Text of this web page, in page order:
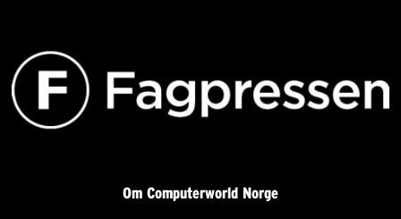
Om Computerworld Norge